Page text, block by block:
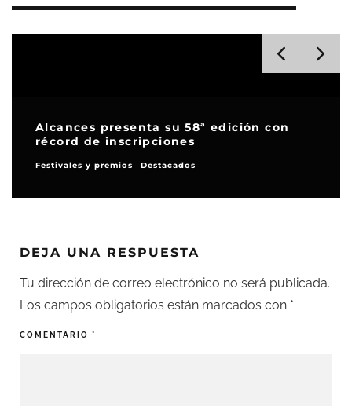
Alcances presenta su 58ª edición con
récord de inscripciones
Festivales y premios Destacados
DEJA UNA RESPUESTA
Tu dirección de correo electrónico no será publicada.
Los campos obligatorios están marcados con *
COMENTARIO *